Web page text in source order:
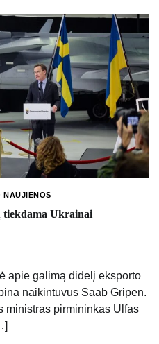
NAUJIENOS
tiekdama Ukrainai
apie galimą didelį eksporto
naikintuvus Saab Gripen.
ministras pirmininkas Ulfas